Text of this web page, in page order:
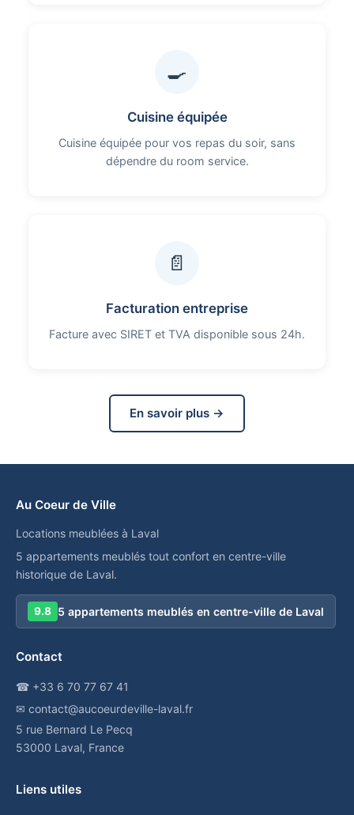
🍳
Cuisine équipée
Cuisine équipée pour vos repas du soir, sans
dépendre du room service.
📄
Facturation entreprise
Facture avec SIRET et TVA disponible sous 24h.
En savoir plus →
Au Coeur de Ville
Locations meublées à Laval
5 appartements meublés tout confort en centre-ville
historique de Laval.
9.8 5 appartements meublés en centre-ville de Laval
Contact
☎ +33 6 70 77 67 41
✉ contact@aucoeurdeville-laval.fr
5 rue Bernard Le Pecq
53000 Laval, France
Liens utiles